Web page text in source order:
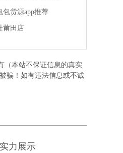
包货源app推荐
莆田店
（本站不保证信息的真实
骗！如有违法信息或不诚
实力展示